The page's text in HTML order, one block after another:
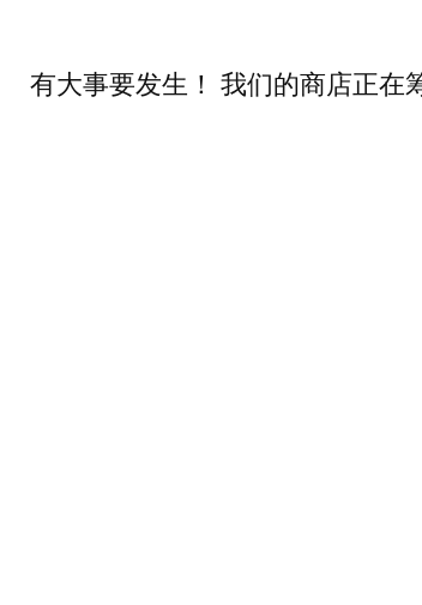
有大事要发生！ 我们的商店正在